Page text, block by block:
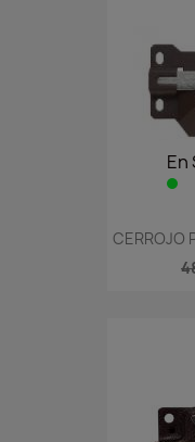
En
CERROJO